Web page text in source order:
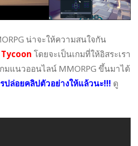
น่าจะให้ความสนใจกัน
Tycoon โดยจะเป็นเกมที่ให้อิสระเรา
มแนวออนไลน์ MMORPG ขึ้นมาได้
ปล่อยคลิปตัวอย่างให้แล้วนะ!!! ดู